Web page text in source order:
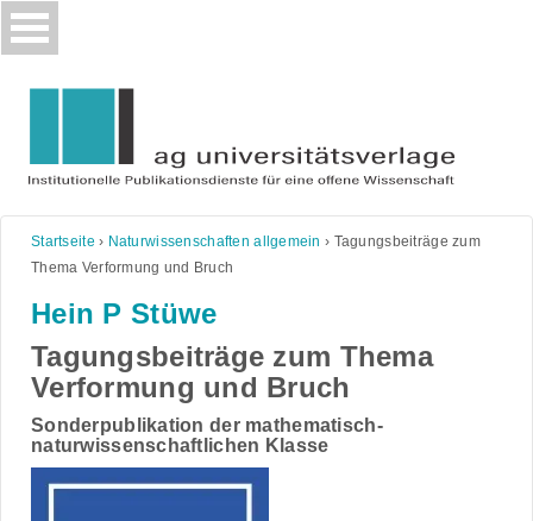
Skip
to
Startseite › Naturwissenschaften allgemein › Tagungsbeiträge zum
Thema Verformung und Bruch
Hein P Stüwe
Tagungsbeiträge zum Thema
Verformung und Bruch
Sonderpublikation der mathematisch-
naturwissenschaftlichen Klasse